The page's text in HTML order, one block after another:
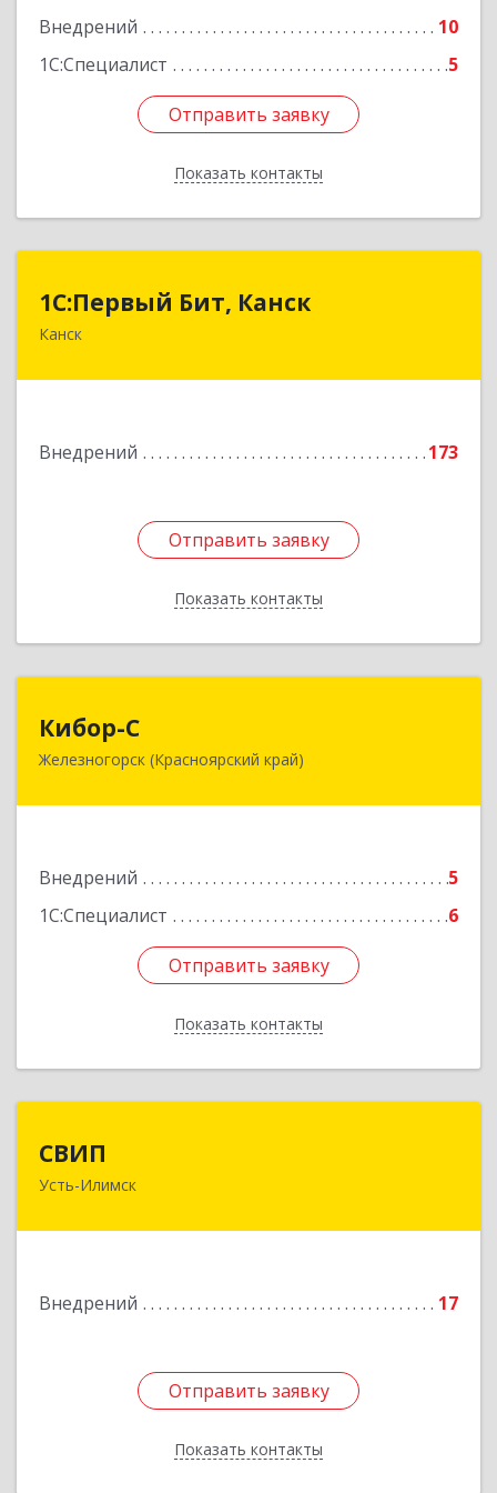
Внедрений
10
1С:Специалист
5
Отправить заявку
Показать контакты
Отправить заявку
Назад
1С:Первый Бит, Канск
Канск
Внедрений 173
Отправить заявку
Показать контакты
Отправить заявку
Назад
Кибор-С
Железногорск (Красноярский край)
Внедрений
5
1С:Специалист
6
Отправить заявку
Показать контакты
662973, Красноярский край, Железногорск г,
Отправить заявку
Назад
СВИП
Усть-Илимск
Внедрений 17
Отправить заявку
Показать контакты
666685, Иркутская обл, Усть-Илимск г,
Отправить заявку
Назад